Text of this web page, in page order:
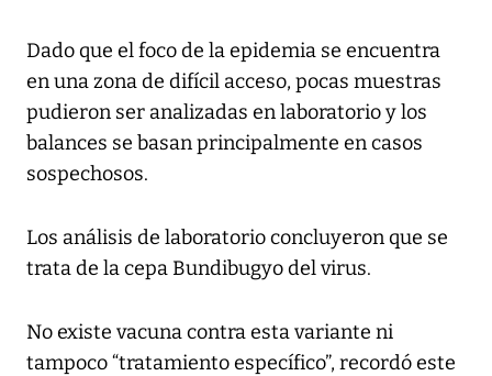
Dado que el foco de la epidemia se encuentra
en una zona de difícil acceso, pocas muestras
pudieron ser analizadas en laboratorio y los
balances se basan principalmente en casos
sospechosos.
Los análisis de laboratorio concluyeron que se
trata de la cepa Bundibugyo del virus.
No existe vacuna contra esta variante ni
tampoco “tratamiento específico”, recordó este